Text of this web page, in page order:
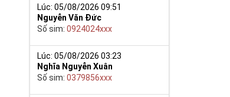
Lúc: 05/08/2026 09:51
Nguyễn Văn Đức
Số sim:0924024xxx
Lúc: 05/08/2026 03:23
Nghĩa Nguyễn Xuân
Số sim:0379856xxx